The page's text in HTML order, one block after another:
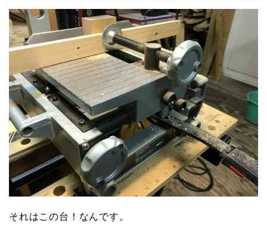
それはこの台！なんです。